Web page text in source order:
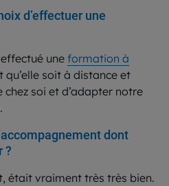
d’effectuer une
une formation à
qu’elle soit à distance et
chez soi et d’adapter notre
dont
?
était vraiment très très bien.